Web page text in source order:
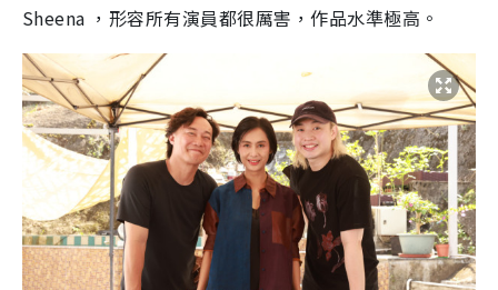
Sheena ，形容所有演員都很厲害，作品水準極高。